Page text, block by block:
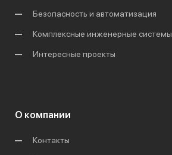
Безопасность и автоматизация
Комплексные инженерные системы
Интересные проекты
О компании
Контакты